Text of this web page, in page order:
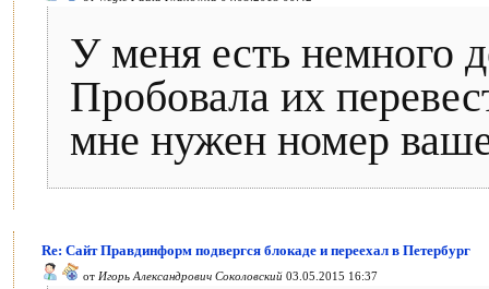
У меня есть немного
Пробовала их
мне нужен номер
Re: Сайт Правдинформ подвергся блокаде и переехал в Петербург
от Игорь Александрович Соколовский 03.05.2015 16:37